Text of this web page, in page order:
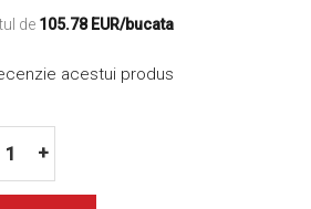
de 105.78 EUR/bucata
acestui produs
+